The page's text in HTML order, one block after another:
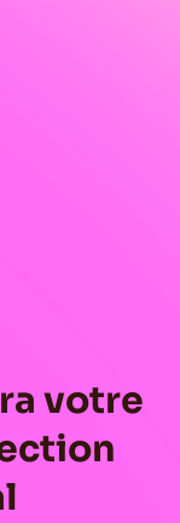
votre